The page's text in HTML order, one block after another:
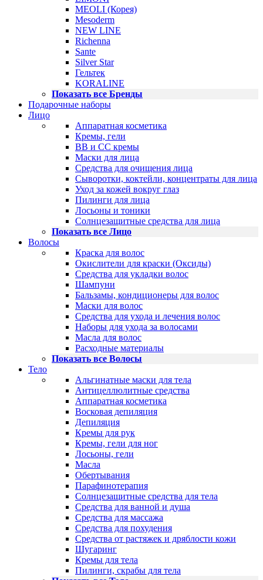
MEOLI (Корея)
Mesoderm
NEW LINE
Richenna
Sante
Silver Star
Гельтек
KORALINE
Показать все Бренды
Подарочные наборы
Лицо
Аппаратная косметика
Кремы, гели
BB и CC кремы
Маски для лица
Средства для очищения лица
Сыворотки, коктейли, концентраты для лица
Уход за кожей вокруг глаз
Пилинги для лица
Лосьоны и тоники
Солнцезащитные средства для лица
Показать все Лицо
Волосы
Краска для волос
Окислители для краски (Оксиды)
Средства для укладки волос
Шампуни
Бальзамы, кондиционеры для волос
Маски для волос
Средства для ухода и лечения волос
Наборы для ухода за волосами
Масла для волос
Расходные материалы
Показать все Волосы
Тело
Альгинатные маски для тела
Антицеллюлитные средства
Аппаратная косметика
Восковая депиляция
Депиляция
Кремы для рук
Кремы, гели для ног
Лосьоны, гели
Масла
Обертывания
Парафинотерапия
Солнцезащитные средства для тела
Средства для ванной и душа
Средства для массажа
Средства для похудения
Средства от растяжек и дряблости кожи
Шугаринг
Кремы для тела
Пилинги, скрабы для тела